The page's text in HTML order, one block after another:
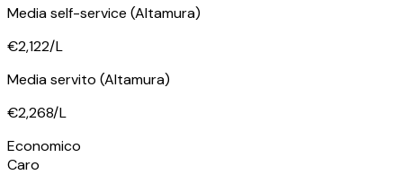
Media self-service (Altamura)
€2,122/L
Media servito (Altamura)
€2,268/L
Economico
Caro